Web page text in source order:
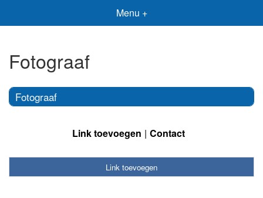
Menu +
Fotograaf
Fotograaf
Link toevoegen Contact
Link toevoegen